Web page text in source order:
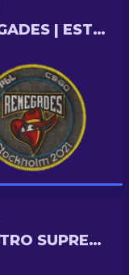
RENEGADES | ESTOCOLMO 2021
MAESTRO SUPREMO DE PRIMERA CLASE (METAL)